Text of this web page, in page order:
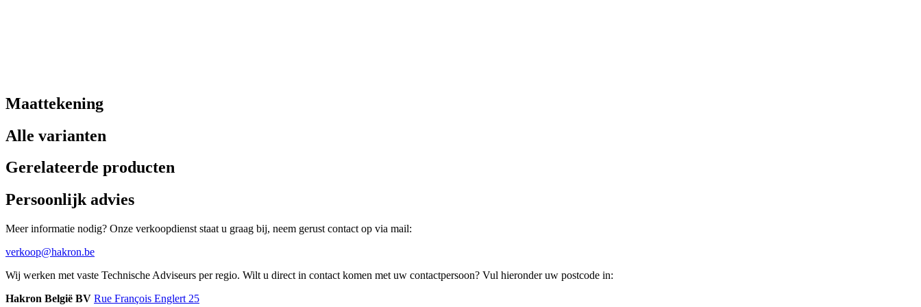
Maattekening
Alle varianten
Gerelateerde producten
Persoonlijk advies
Meer informatie nodig? Onze verkoopdienst staat u graag bij, neem gerust contact op via mail:
verkoop@hakron.be
Wij werken met vaste Technische Adviseurs per regio. Wilt u direct in contact komen met uw contactpersoon? Vul hieronder uw postcode in:
Hakron België BV Rue François Englert 25